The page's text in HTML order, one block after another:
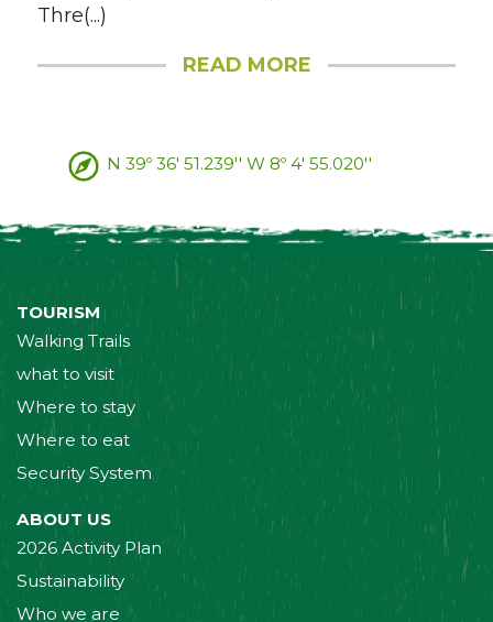
Thre(...)
READ MORE
N 39º 36' 51.239'' W 8º 4' 55.020''
TOURISM
Walking Trails
what to visit
Where to stay
Where to eat
Security System
ABOUT US
2026 Activity Plan
Sustainability
Who we are